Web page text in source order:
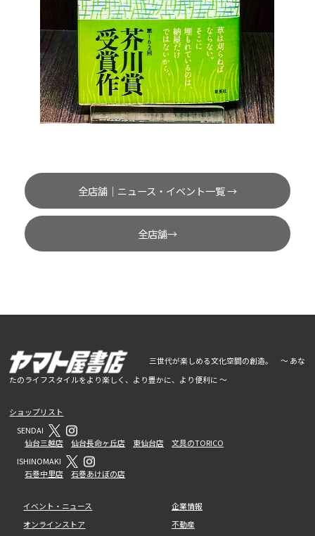
全店舗｜ニュース・イベント一覧 →
全店舗→
三世代が楽しめる文化空間の創造。 ～ あな
たのライフスタイルをより楽しく、より豊かに、より便利に ～
ショップリスト
SENDAI
仙台三越店
仙台長命ヶ丘店 東仙台店
文具のTORICO
ISHINOMAKI
石巻中里店
石巻あけぼの店
イベント・ニュース
オンラインストア
企業情報
不動産